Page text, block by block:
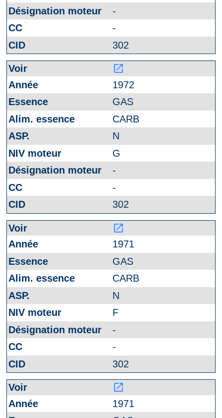
-
-
302
launch
1972
GAS
CARB
N
G
-
-
302
launch
1971
GAS
CARB
N
F
-
-
302
launch
1971